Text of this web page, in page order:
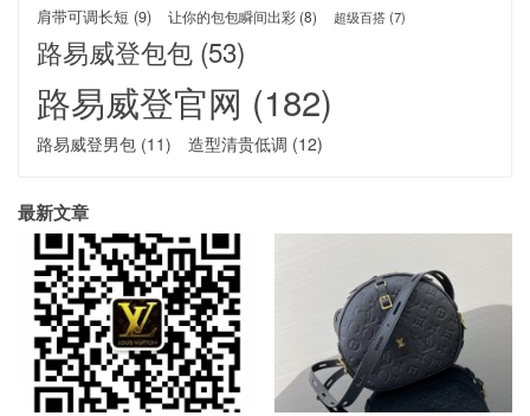
肩带可调长短 (9) 让你的包包瞬间出彩 (8) 超级百搭(7)
路易威登包包 (53)
路易威登官网 (182)
路易威登男包 (11) 造型清贵低调 (12)
最新文章